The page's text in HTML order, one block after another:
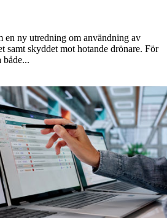
en ny utredning om användning av
samt skyddet mot hotande drönare. För
både...